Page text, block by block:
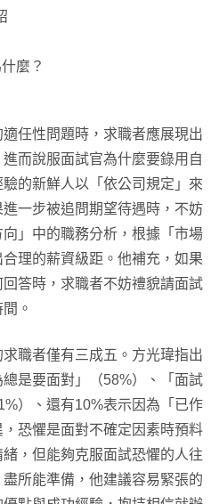
麼？
任性問題時，求職者應展現出
而說服面試官為什麼要錄用自
的新鮮人以「依公司規定」來
一步被追問期望待遇時，不妨
」中的職務分析，根據「市場
理的薪資級距。他補充，如果
答時，求職者不妨禮貌請面試
。
職者僅有三成五。方光瑋指出
是要面對」（58%）、「面試
）、還有10%表示因為「已作
恐懼是面對不確定因素時預料
，但能夠克服面試恐懼的人往
所能準備，他建議容易緊張的